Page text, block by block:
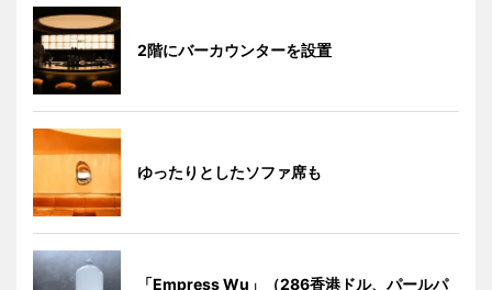
2階にバーカウンターを設置
ゆったりとしたソファ席も
「Empress Wu」（286香港ドル、パールパ